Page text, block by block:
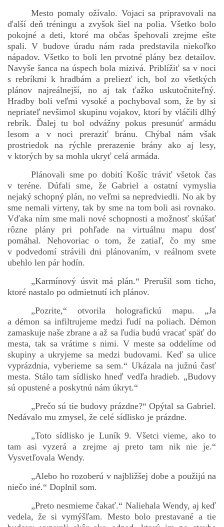
Mesto pomaly ožívalo. Vojaci sa pripravovali na
ďalší deň tréningu a zvyšok šiel na polia. Všetko bolo
pokojné a deti, ktoré ma občas špehovali zrejme ešte
spali. V budove úradu nám rada predstavila niekoľko
nápadov. Všetko to boli len prvotné plány bez detailov.
Navyše šanca na úspech bola mizivá. Priblížiť sa v noci
s rebríkmi k hradbám a preliezť ich, bol zo všetkých
plánov najreálnejší, no aj tak ťažko uskutočniteľný.
Hradby boli veľmi vysoké a pochyboval som, že by si
nepriateľ nevšimol skupinu vojakov, ktorí by vláčili dlhý
rebrík. Ďalej tu bol odvážny pokus presunúť armádu
lesom a v noci preraziť bránu. Chýbal nám však
prostriedok na rýchle prerazenie brány ako aj lesy,
v ktorých by sa mohla ukryť celá armáda.
Plánovali sme po dobití Košíc tráviť všetok čas
v teréne. Dúfali sme, že Gabriel a ostatní vymyslia
nejaký schopný plán, no veľmi sa nepredviedli. No ak by
sme nemali virteny, tak by sme na tom boli asi rovnako.
Vďaka ním sme mali nové schopnosti a možnosť skúšať
rôzne plány pri pohľade na virtuálnu mapu dosť
pomáhal. Nehovoriac o tom, že zatiaľ, čo my sme
v podvedomí strávili dni plánovaním, v reálnom svete
ubehlo len pár hodín.
„Karmínový úsvit má plán.“ Prerušil som ticho,
ktoré nastalo po odmietnutí ich plánov.
„Pozrite,“ otvorila holografickú mapu. „Ja
a démon sa infiltrujeme medzi ľudí na poliach. Démon
zamaskuje naše zbrane a až sa ľudia budú vracať späť do
mesta, tak sa vrátime s nimi. V meste sa oddelíme od
skupiny a ukryjeme sa medzi budovami. Keď sa ulice
vyprázdnia, vyberieme sa sem.“ Ukázala na južnú časť
mesta. Stálo tam sídlisko hneď vedľa hradieb. „Budovy
sú opustené a poskytnú nám úkryt.“
„Prečo sú tie budovy prázdne?“ Opýtal sa Gabriel.
Nedávalo mu zmysel, že celé sídlisko je prázdne.
„Toto sídlisko je Luník 9. Všetci vieme, ako to
tam asi vyzerá a zrejme aj preto tam nik nie je.“
Vysvetľovala Wendy.
„Alebo ho rozoberú v najbližšej dobe a použijú na
niečo iné.“ Doplnil som.
„Preto nesmieme čakať.“ Naliehala Wendy, aj keď
vedela, že si vymýšľam. Mesto bolo prestavané a tie